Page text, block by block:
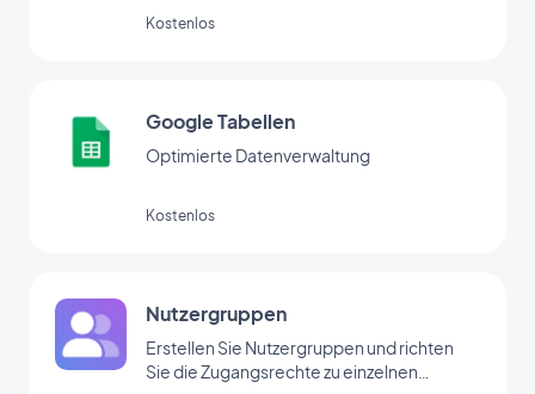
Kostenlos
Google Tabellen
Optimierte Datenverwaltung
Kostenlos
Nutzergruppen
Erstellen Sie Nutzergruppen und richten
Sie die Zugangsrechte zu einzelnen